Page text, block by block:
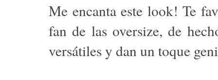
Me encanta este look! Te
fan de las oversize, de
versátiles y dan un toque